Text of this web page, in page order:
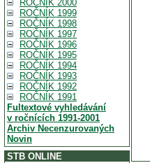
ROČNÍK 2000
ROČNÍK 1999
ROČNÍK 1998
ROČNÍK 1997
ROČNÍK 1996
ROČNÍK 1995
ROČNÍK 1994
ROČNÍK 1993
ROČNÍK 1992
ROČNÍK 1991
Fultextové vyhledávání
v ročnících 1991-2001
Archiv Necenzurovaných
Novin
STB ONLINE